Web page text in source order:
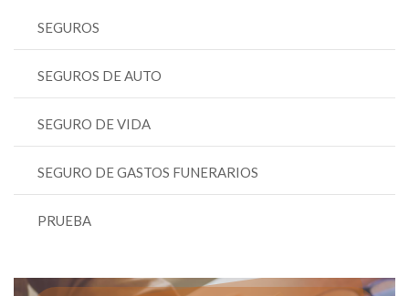
SEGUROS
SEGUROS DE AUTO
SEGURO DE VIDA
SEGURO DE GASTOS FUNERARIOS
PRUEBA